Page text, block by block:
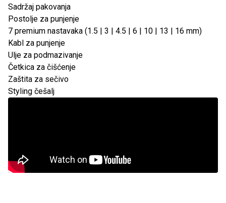
Sadržaj pakovanja
Postolje za punjenje
7 premium nastavaka (1.5 | 3 | 4.5 | 6 | 10 | 13 | 16 mm)
Kabl za punjenje
Ulje za podmazivanje
Četkica za čišćenje
Zaštita za sečivo
Styling češalj